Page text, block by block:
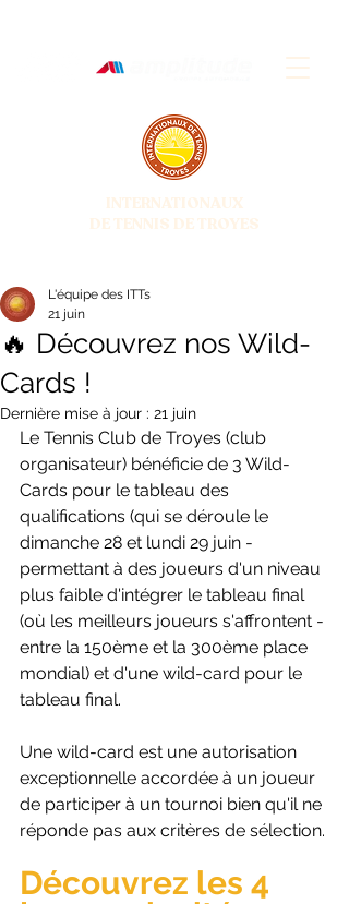
INTERNATIONAUX
DE TENNIS DE TROYES
🔥 Découvrez nos Wild-
Cards !
L'équipe des ITTs
21 juin
Dernière mise à jour : 21 juin
Le Tennis Club de Troyes (club
organisateur) bénéficie de 3 Wild-
Cards pour le tableau des
qualifications (qui se déroule le
dimanche 28 et lundi 29 juin -
permettant à des joueurs d'un niveau
plus faible d'intégrer le tableau final
(où les meilleurs joueurs s'affrontent -
entre la 150ème et la 300ème place
mondial) et d'une wild-card pour le
tableau final.
Une wild-card est une autorisation
exceptionnelle accordée à un joueur
de participer à un tournoi bien qu'il ne
réponde pas aux critères de sélection.
Découvrez les 4